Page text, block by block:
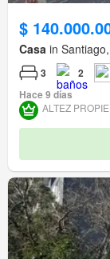
$
Casa in
3 2
Hace 9 días
ALTEZ